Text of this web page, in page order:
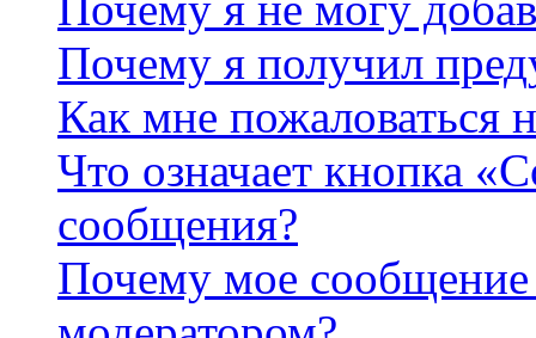
Почему я получил
Как мне пожаловаться
Что означает кнопка
сообщения?
Почему мое сообщение